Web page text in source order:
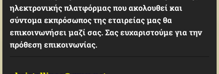
ηλεκτρονικής πλατφόρμας που ακολουθεί και
σύντομα εκπρόσωπος της εταιρείας μας θα
επικοινωνήσει μαζί σας. Σας ευχαριστούμε για την
πρόθεση επικοινωνίας.